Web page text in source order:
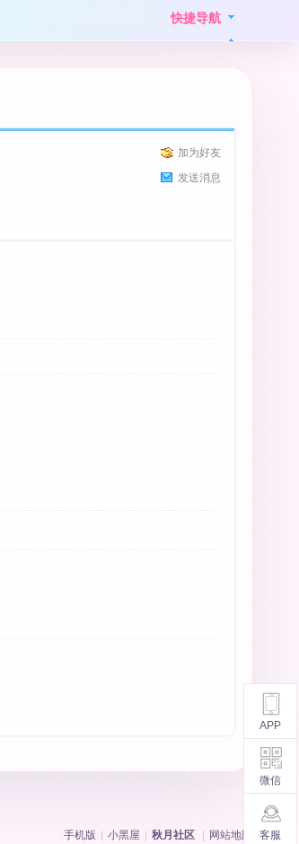
快捷导航
加为好友
发送消息
手机版 小黑屋 秋月社区 网站地图
APP
微信
客服